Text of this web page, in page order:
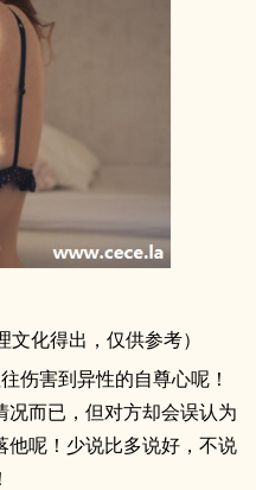
文化得出，仅供参考）
伤害到异性的自尊心呢！
况而已，但对方却会误认为
他呢！少说比多说好，不说